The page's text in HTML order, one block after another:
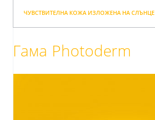
ЧУВСТВИТЕЛНА КОЖА ИЗЛОЖЕНА НА СЛЪНЦЕ
Гама Photoderm